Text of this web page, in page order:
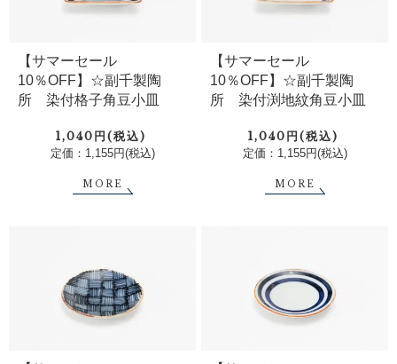
【サマーセール
10％OFF】☆副千製陶
所 染付格子角豆小皿
1,040円(税込)
定価：1,155円(税込)
MORE
【サマーセール
10％OFF】☆副千製陶
所 染付渕地紋角豆小皿
1,040円(税込)
定価：1,155円(税込)
MORE